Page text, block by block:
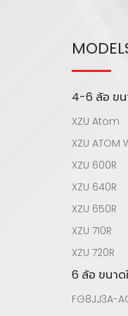
4-6 ล้อ ขน
XZU Atom
XZU ATOM
XZU 600R
XZU 640R
XZU 650R
XZU 710R
XZU 720R
6 ล้อ ขนา
FG8JJ3A-